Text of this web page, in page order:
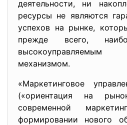
деятельности, ни
ресурсы не являются
успехов на рынке,
прежде всего,
высокоуправляемым
механизмом.
«Маркетинговое
(«ориентация на
современной
формировании нового